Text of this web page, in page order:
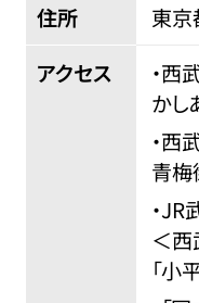
住所
東
アクセス
・西
かし
・西
青
・
＜西
「小